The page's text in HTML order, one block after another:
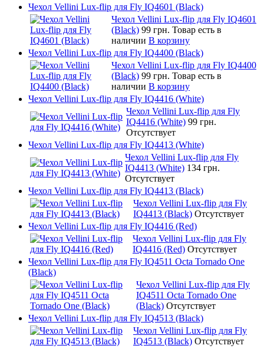
Чехол Vellini Lux-flip для Fly IQ4601 (Black)
Чехол Vellini Lux-flip для Fly IQ4601
(Black) 99 грн. Товар есть в
наличии В корзину
Чехол Vellini Lux-flip для Fly IQ4400 (Black)
Чехол Vellini Lux-flip для Fly IQ4400
(Black) 99 грн. Товар есть в
наличии В корзину
Чехол Vellini Lux-flip для Fly IQ4416 (White)
Чехол Vellini Lux-flip для Fly
IQ4416 (White) 99 грн.
Отсутствует
Чехол Vellini Lux-flip для Fly IQ4413 (White)
Чехол Vellini Lux-flip для Fly
IQ4413 (White) 134 грн.
Отсутствует
Чехол Vellini Lux-flip для Fly IQ4413 (Black)
Чехол Vellini Lux-flip для Fly
IQ4413 (Black) Отсутствует
Чехол Vellini Lux-flip для Fly IQ4416 (Red)
Чехол Vellini Lux-flip для Fly
IQ4416 (Red) Отсутствует
Чехол Vellini Lux-flip для Fly IQ4511 Octa Tornado One
(Black)
Чехол Vellini Lux-flip для Fly
IQ4511 Octa Tornado One
(Black) Отсутствует
Чехол Vellini Lux-flip для Fly IQ4513 (Black)
Чехол Vellini Lux-flip для Fly
IQ4513 (Black) Отсутствует